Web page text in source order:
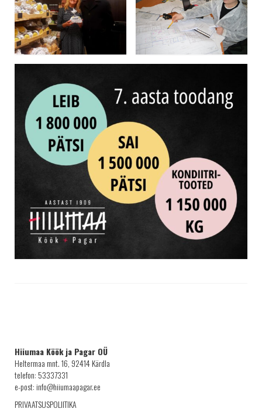
Hiiumaa Köök ja Pagar OÜ
Heltermaa mnt. 16, 92414 Kärdla
telefon: 53337331
e-post: info@hiiumaapagar.ee
PRIVAATSUSPOLIITIKA